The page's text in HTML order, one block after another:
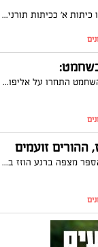
כבר בשנה הבאה יוגדרו כיתות א' ככיתות תורניות. המהלך נותן מענה לבקשות רבות של תושבי השכונות ברנע ואפרידר
ילדי אשקלון בנבחרת השחמט התחרו על אליפות העיר
ההורים זועמים
שער הכניסה של בית הספר מצפה ברנע הוזז במטרה להקל על עומסי התנועה במקום, אך בפועל טוענים ההורים כי אין כל שינוי בפקקים וכי חמור מכך מיקום השער החדש אינו בטיחותי ומסכן את חיי הילדים. אוסנת, אם לילדה בביה"ס: "מתריעה בכדי שחלילה האסון הבא לא יהיה על מצפונכם"